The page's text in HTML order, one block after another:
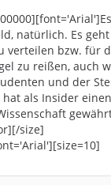
natürlich. Es
verteilen bzw. für
zu reißen, auch
und der
hat als Insider
size]